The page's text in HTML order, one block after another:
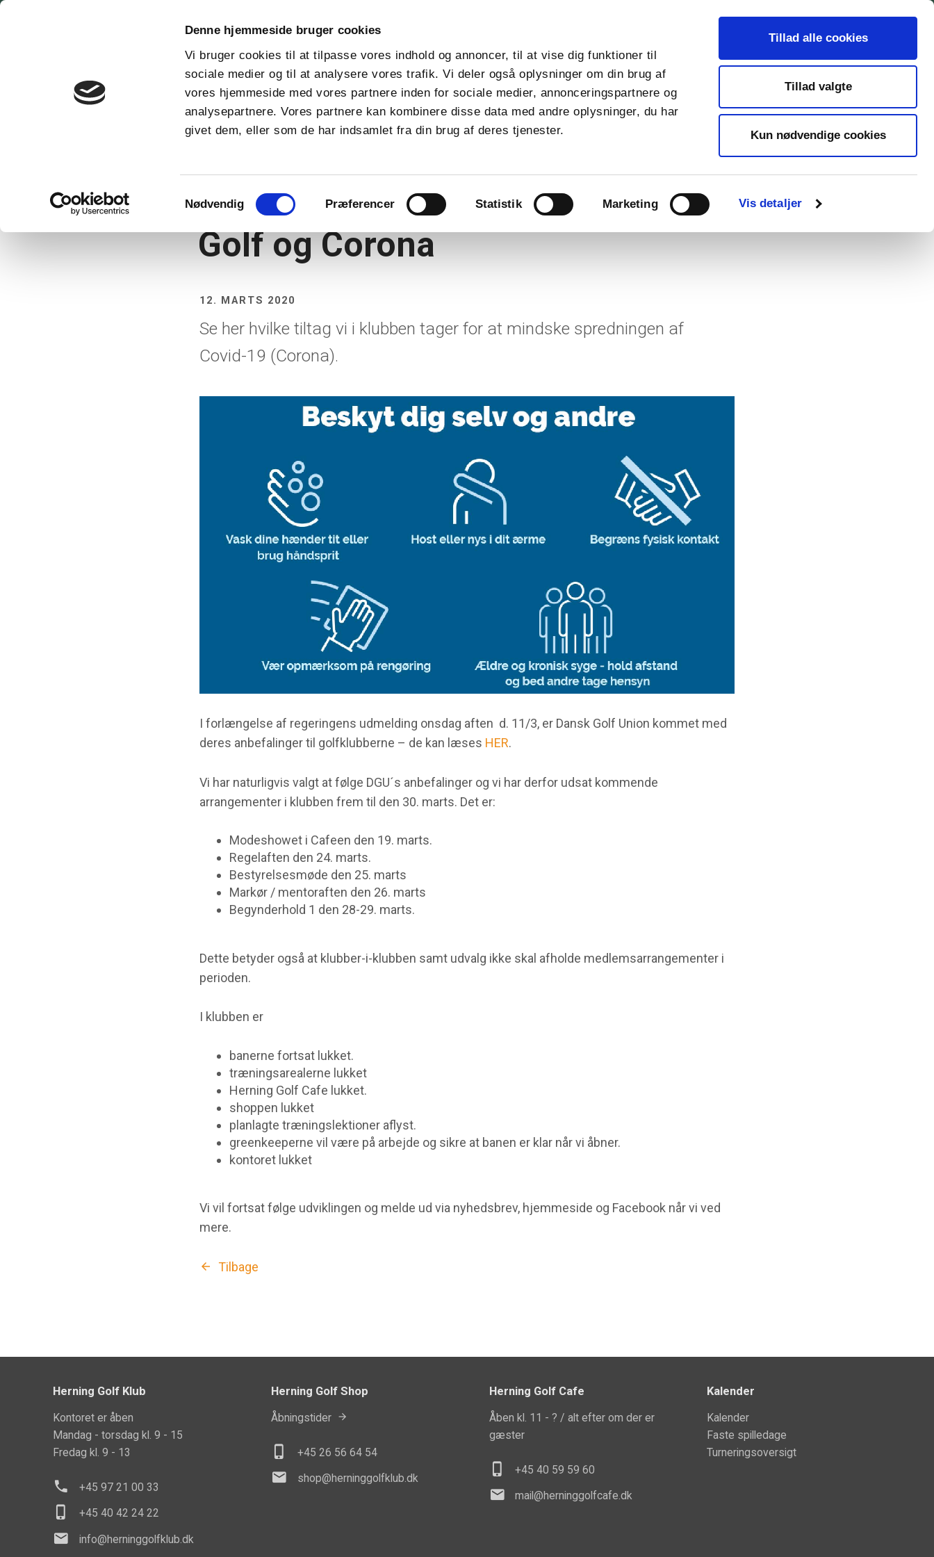
Denne hjemmeside bruger cookies
Vi bruger cookies til at tilpasse vores indhold og annoncer, til at vise dig funktioner til
sociale medier og til at analysere vores trafik. Vi deler også oplysninger om din brug af
vores hjemmeside med vores partnere inden for sociale medier, annonceringspartnere og
analysepartnere. Vores partnere kan kombinere disse data med andre oplysninger, du har
givet dem, eller som de har indsamlet fra din brug af deres tjenester.
Samtykkevalg
Nødvendig Præferencer Statistik Marketing Vis detaljer
Tillad alle cookies
Tillad valgte
Kun nødvendige cookies
Gæst keyboard_arrow_down Nyt medlem Kontakt search
Gå til 123booking
Golf og Corona
12. MARTS 2020
Se her hvilke tiltag vi i klubben tager for at mindske spredningen af
Covid-19 (Corona).
I forlængelse af regeringens udmelding onsdag aften d. 11/3, er Dansk Golf Union kommet med
deres anbefalinger til golfklubberne – de kan læses HER.
Vi har naturligvis valgt at følge DGU´s anbefalinger og vi har derfor udsat kommende
arrangementer i klubben frem til den 30. marts. Det er:
Modeshowet i Cafeen den 19. marts.
Regelaften den 24. marts.
Bestyrelsesmøde den 25. marts
Markør / mentoraften den 26. marts
Begynderhold 1 den 28-29. marts.
Dette betyder også at klubber-i-klubben samt udvalg ikke skal afholde medlemsarrangementer i
perioden.
I klubben er
banerne fortsat lukket.
træningsarealerne lukket
Herning Golf Cafe lukket.
shoppen lukket
planlagte træningslektioner aflyst.
greenkeeperne vil være på arbejde og sikre at banen er klar når vi åbner.
kontoret lukket
Vi vil fortsat følge udviklingen og melde ud via nyhedsbrev, hjemmeside og Facebook når vi ved
mere.
Tilbage
Herning Golf Klub
Kontoret er åben
Mandag - torsdag kl. 9 - 15
Fredag kl. 9 - 13
phone +45 97 21 00 33
phone_iphone +45 40 42 24 22
mail info@herninggolfklub.dk
Herning Golf Shop
Åbningstider
phone_iphone +45 26 56 64 54
mail shop@herninggolfklub.dk
Herning Golf Cafe
Åben kl. 11 - ? / alt efter om der er
gæster
phone_iphone +45 40 59 59 60
mail mail@herninggolfcafe.dk
Kalender
Kalender
Faste spilledage
Turneringsoversigt